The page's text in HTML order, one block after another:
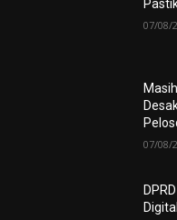
07/08/
07/08/